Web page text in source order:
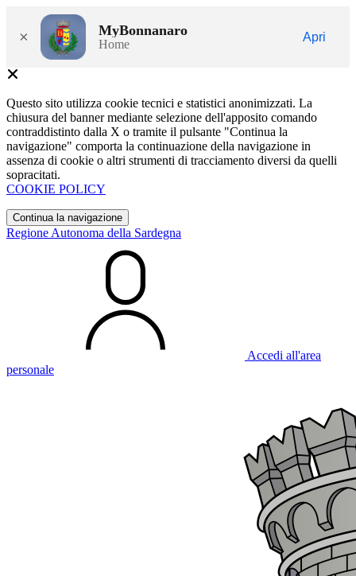
× MyBonnanaro
Home
Apri
Questo sito utilizza cookie tecnici e statistici anonimizzati. La
chiusura del banner mediante selezione dell'apposito comando
contraddistinto dalla X o tramite il pulsante "Continua la
navigazione" comporta la continuazione della navigazione in
assenza di cookie o altri strumenti di tracciamento diversi da quelli
sopracitati.
COOKIE POLICY
Continua la navigazione
Regione Autonoma della Sardegna
Accedi all'area
personale